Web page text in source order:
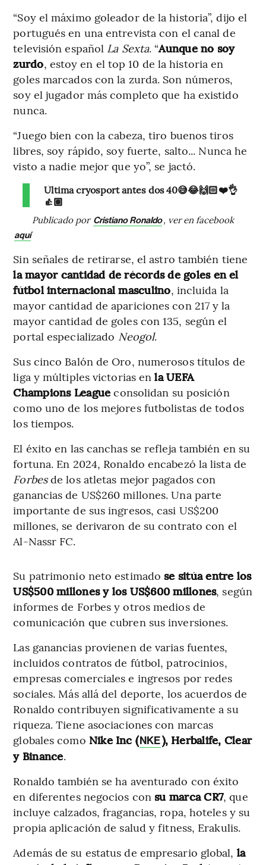
“Soy el máximo goleador de la historia”, dijo el
portugués en una entrevista con el canal de
televisión español La Sexta. “Aunque no soy
zurdo, estoy en el top 10 de la historia en
goles marcados con la zurda. Son números,
soy el jugador más completo que ha existido
nunca.
“Juego bien con la cabeza, tiro buenos tiros
libres, soy rápido, soy fuerte, salto... Nunca he
visto a nadie mejor que yo”, se jactó.
Última cryosport antes dos 40😅😂🙌🏻❤️👌
👍🏽
Publicado por Cristiano Ronaldo, ver en facebook
aquí
Sin señales de retirarse, el astro también tiene
la mayor cantidad de récords de goles en el
fútbol internacional masculino, incluida la
mayor cantidad de apariciones con 217 y la
mayor cantidad de goles con 135, según el
portal especializado Neogol.
Sus cinco Balón de Oro, numerosos títulos de
liga y múltiples victorias enla UEFA
Champions Leagueconsolidan su posición
como uno de los mejores futbolistas de todos
los tiempos.
El éxito en las canchas se refleja también en su
fortuna. En 2024, Ronaldo encabezó la lista de
Forbesde los atletas mejor pagados con
ganancias de US$260 millones. Una parte
importante de sus ingresos, casi US$200
millones, se derivaron de su contrato con el
Al-Nassr FC.
Su patrimonio neto estimadose sitúa entre los
US$500 millones y los US$600 millones, según
informes de Forbes y otros medios de
comunicación que cubren sus inversiones.
Las ganancias provienen de varias fuentes,
incluidos contratos de fútbol, patrocinios,
empresas comerciales e ingresos por redes
sociales. Más allá del deporte, los acuerdos de
Ronaldo contribuyen significativamente a su
riqueza. Tiene asociaciones con marcas
globales como Nike Inc (NKE), Herbalife, Clear
y Binance.
Ronaldo también se ha aventurado con éxito
en diferentes negocios con su marca CR7, que
incluye calzados, fragancias, ropa, hoteles y su
propia aplicación de salud y fitness, Erakulis.
Además de su estatus de empresario global, la